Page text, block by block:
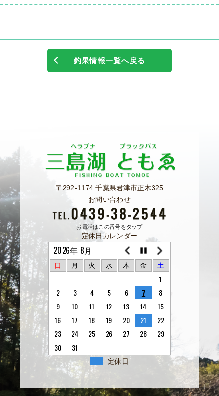
釣果情報一覧へ戻る
〒292-1174 千葉県君津市正木325
お問い合わせ
お電話はこの番号をタップ
定休日カレンダー
2026年 8月
日 月 火 水 木 金 土
1
2
3 4 5 6 7
8
9
10 11 12 13 14
15
16
17 18 19 20 21
22
23
24 25 26 27 28
29
30
31
定休日